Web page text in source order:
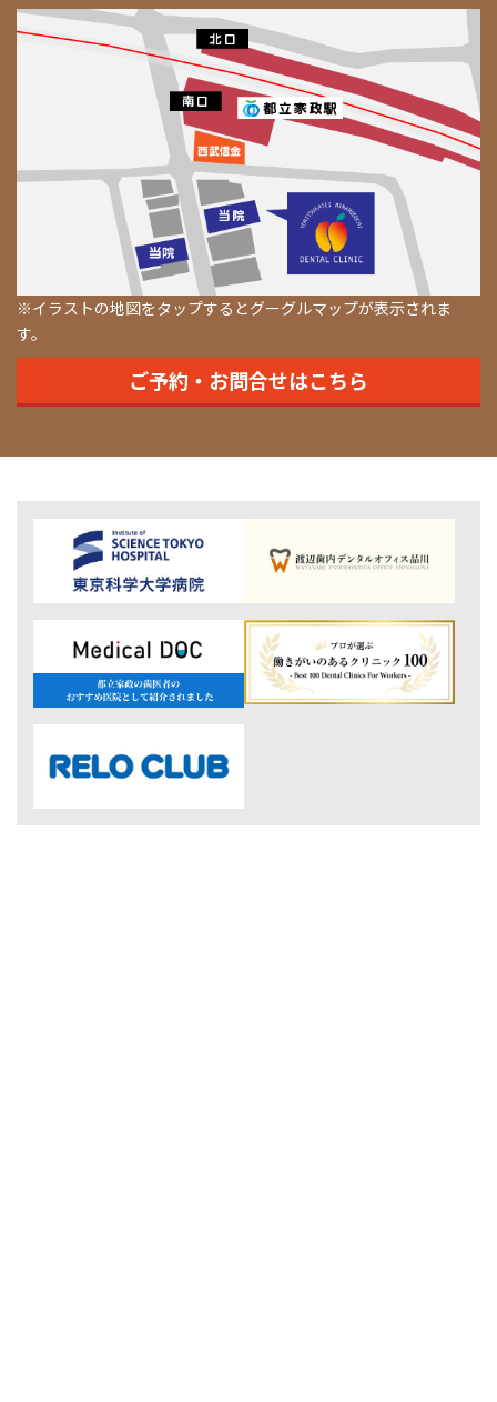
※イラストの地図をタップするとグーグルマップが表示されま
す。
ご予約・お問合せはこちら